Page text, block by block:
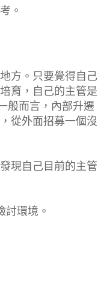
。
方。只要覺得自己
育，自己的主管是
般而言，內部升遷
從外面招募一個沒
現自己目前的主管
討環境。